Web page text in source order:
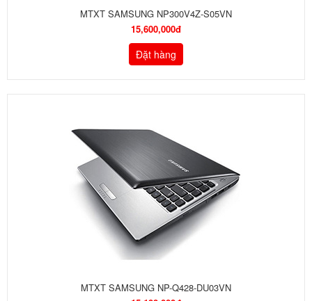
MTXT SAMSUNG NP300V4Z-S05VN
15,600,000đ
Đặt hàng
MTXT SAMSUNG NP-Q428-DU03VN